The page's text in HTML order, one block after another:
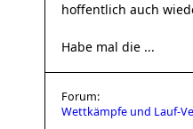
hoffentlich auch
Habe mal die ...
Forum:
Wettkämpfe und Lauf-